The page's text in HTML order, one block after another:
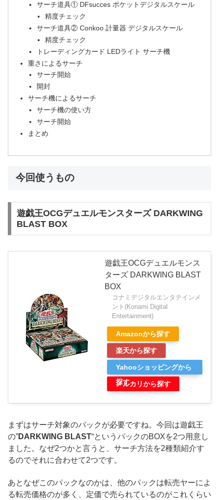
サーチ道具① DFsucces ポケットデジタルスケール
精度チェック
サーチ道具② Conkoo 計量器 デジタルスケール
精度チェック
トレーディングカード LEDライト サーチ機
重さによるサーチ
サーチ開始
開封
サーチ機によるサーチ
サーチ機の使い方
サーチ開始
まとめ
今回使うもの
遊戯王OCGデュエルモンスターズ DARKWING
BLAST BOX
遊戯王OCGデュエルモンス
ターズ DARKWING BLAST
BOX
コナミデジタルエンタテインメ
ント(Konami Digital
Entertainment)
Amazonから探す
楽天から探す
Yahooショッピングから
探す
メルカリから探す
まずはサーチ対象のパックが必要ですね。今回は遊戯王
の”DARKWING BLAST“というパックのBOXを2つ用意し
ました。なぜ2つかと言うと、サーチ方法を2種類紹介す
るのでそれに合わせて2つです。
あとなぜこのパックなのかは、他のパックは転売ヤーによ
る転売価格のが多く、定価で売られているのがこれくらい